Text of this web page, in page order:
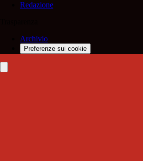
Redazione
Archivio
Preferenze sui cookie